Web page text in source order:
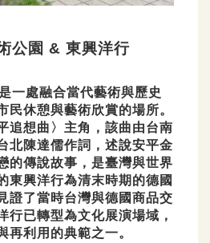
公園 & 東興洋行
一處融合當代藝術與歷史
民休憩與藝術欣賞的場所。
追想曲〉主角，該曲由台南
北陳達儒作詞，述說安平金
的傳說故事，是臺灣與世界
東興洋行為清末時期的德國
證了當時台灣與德國商品交
行已轉型為文化展演場域，
再利用的典範之一。